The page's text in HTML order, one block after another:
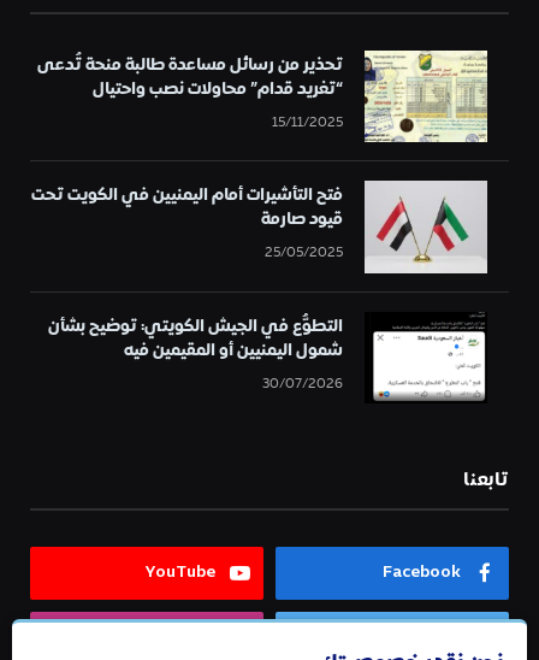
تحذير من رسائل مساعدة طالبة منحة تُدعى
“تغريد قدام” محاولات نصب واحتيال
15/11/2025
فتح التأشيرات أمام اليمنيين في الكويت تحت
قيود صارمة
25/05/2025
التطوُّع في الجيش الكويتي: توضيح بشأن
شمول اليمنيين أو المقيمين فيه
30/07/2026
تابعنا
Facebook
YouTube